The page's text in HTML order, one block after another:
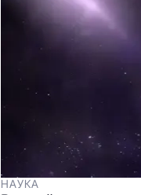
НАУКА